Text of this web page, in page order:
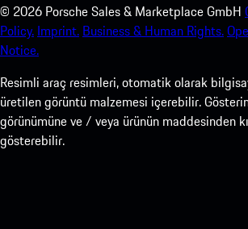
© 2026 Porsche Sales & Marketplace GmbH
Policy. Imprint. Business & Human Rights.
Notice.
Resimli araç resimleri, otomatik olarak
üretilen görüntü malzemesi içerebilir.
görünümüne ve / veya ürünün maddesinden
gösterebilir.